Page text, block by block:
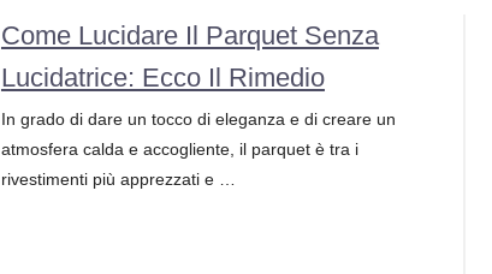
Come Lucidare Il Parquet Senza
Lucidatrice: Ecco Il Rimedio
In grado di dare un tocco di eleganza e di creare un
atmosfera calda e accogliente, il parquet è tra i
rivestimenti più apprezzati e …